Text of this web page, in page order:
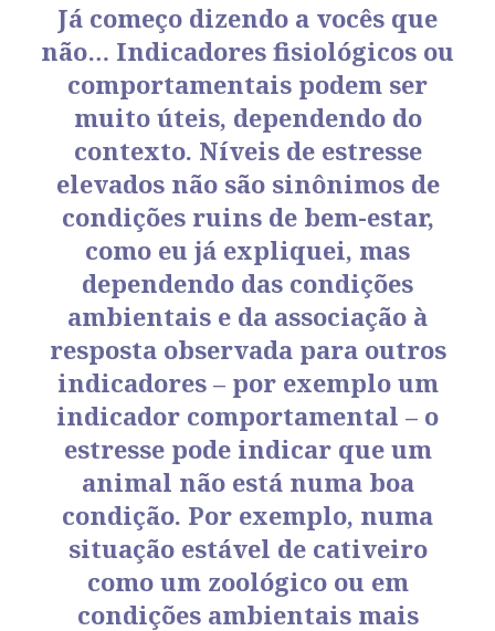
Já começo dizendo a vocês que
não… Indicadores fisiológicos ou
comportamentais podem ser
muito úteis, dependendo do
contexto. Níveis de estresse
elevados não são sinônimos de
condições ruins de bem-estar,
como eu já expliquei, mas
dependendo das condições
ambientais e da associação à
resposta observada para outros
indicadores – por exemplo um
indicador comportamental – o
estresse pode indicar que um
animal não está numa boa
condição. Por exemplo, numa
situação estável de cativeiro
como um zoológico ou em
condições ambientais mais